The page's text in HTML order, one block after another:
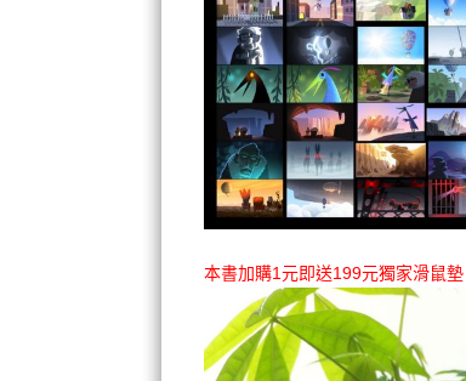
本書加購1元即送199元獨家滑鼠墊